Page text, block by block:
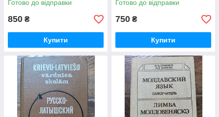
Готово до відправки
850 ₴
Купити
Готово до відправки
750 ₴
Купити